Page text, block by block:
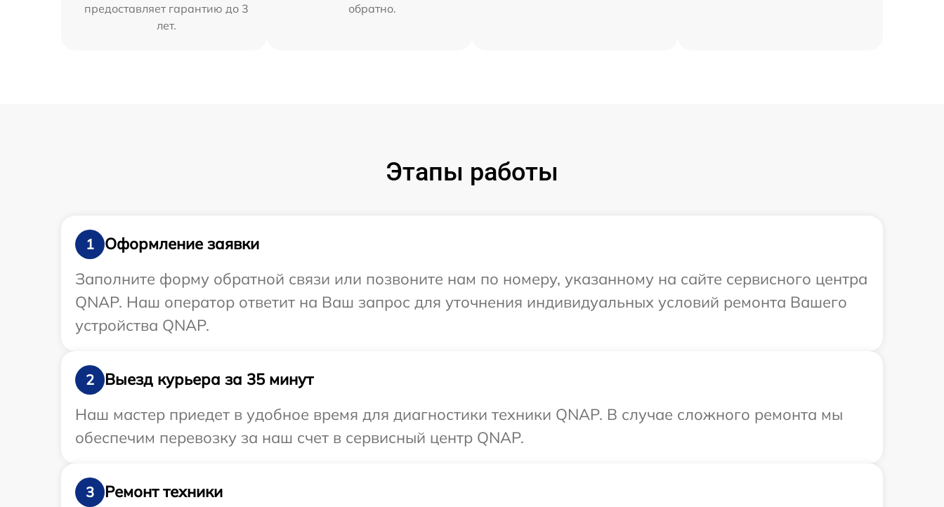
предоставляет гарантию до 3
лет.
обратно.
Этапы работы
1
Оформление заявки
Заполните форму обратной связи или позвоните нам по номеру, указанному на сайте сервисного центра
QNAP. Наш оператор ответит на Ваш запрос для уточнения индивидуальных условий ремонта Вашего
устройства QNAP.
2
Выезд курьера за 35 минут
Наш мастер приедет в удобное время для диагностики техники QNAP. В случае сложного ремонта мы
обеспечим перевозку за наш счет в сервисный центр QNAP.
3
Ремонт техники